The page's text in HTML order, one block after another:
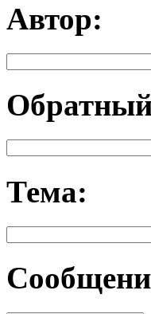
Автор:
Тема: